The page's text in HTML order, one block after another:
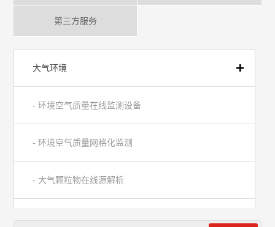
第三方服务
大气环境
- 环境空气质量在线监测设备
- 环境空气质量网格化监测
- 大气颗粒物在线源解析